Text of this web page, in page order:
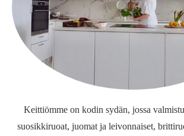
Keittiömme on kodin sydän, jossa
suosikkiruoat, juomat ja leivonnaiset,